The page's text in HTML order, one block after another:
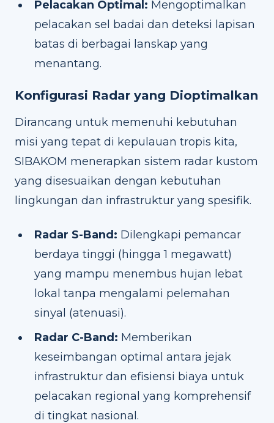
Pelacakan Optimal: Mengoptimalkan
pelacakan sel badai dan deteksi lapisan
batas di berbagai lanskap yang
menantang.
Konfigurasi Radar yang Dioptimalkan
Dirancang untuk memenuhi kebutuhan
misi yang tepat di kepulauan tropis kita,
SIBAKOM menerapkan sistem radar kustom
yang disesuaikan dengan kebutuhan
lingkungan dan infrastruktur yang spesifik.
Radar S-Band: Dilengkapi pemancar
berdaya tinggi (hingga 1 megawatt)
yang mampu menembus hujan lebat
lokal tanpa mengalami pelemahan
sinyal (atenuasi).
Radar C-Band: Memberikan
keseimbangan optimal antara jejak
infrastruktur dan efisiensi biaya untuk
pelacakan regional yang komprehensif
di tingkat nasional.